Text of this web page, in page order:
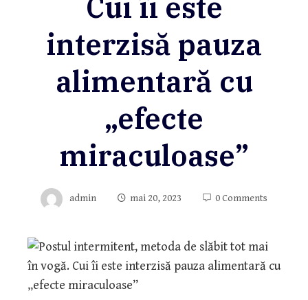
interzisă pauza
alimentară cu
„efecte
miraculoase”
admin mai 20, 2023 0 Comments